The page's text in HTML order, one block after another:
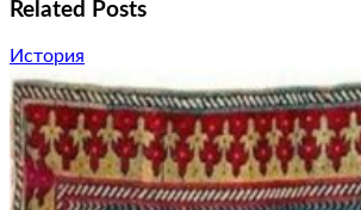
Related Posts
История